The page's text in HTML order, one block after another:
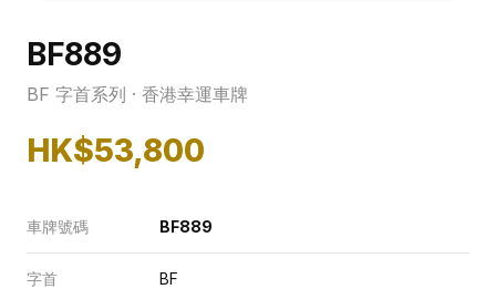
BF889
BF 字首系列 · 香港幸運車牌
HK$53,800
車牌號碼 BF889
字首 BF